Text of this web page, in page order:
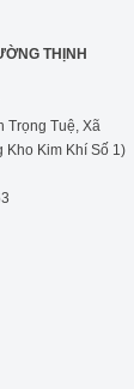
THỊNH
Tuệ, Xã
Kho Kim Khí Số 1)